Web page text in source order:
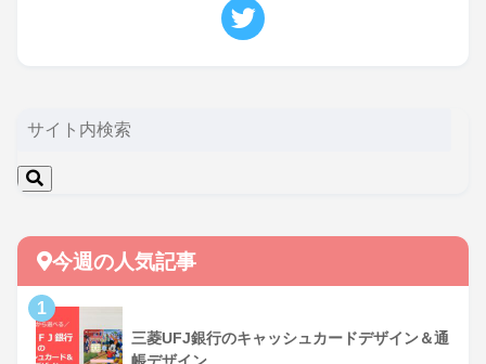
今週の人気記事
三菱UFJ銀行のキャッシュカードデザイン＆通